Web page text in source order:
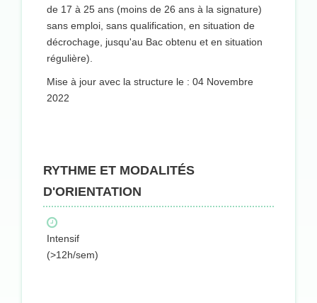
de 17 à 25 ans (moins de 26 ans à la signature)
sans emploi, sans qualification, en situation de
décrochage, jusqu'au Bac obtenu et en situation
régulière).
Mise à jour avec la structure le : 04 Novembre
2022
RYTHME ET MODALITÉS
D'ORIENTATION
Intensif
(>12h/sem)